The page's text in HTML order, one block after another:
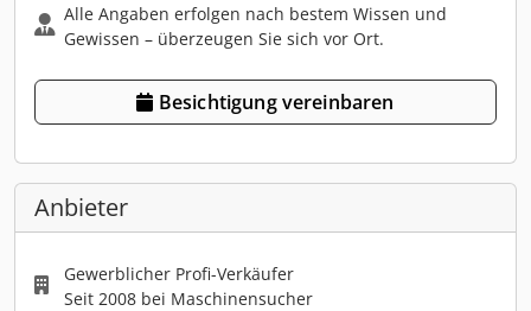
Alle Angaben erfolgen nach bestem Wissen und
Gewissen – überzeugen Sie sich vor Ort.
Besichtigung vereinbaren
Anbieter
Gewerblicher Profi-Verkäufer
Seit 2008 bei Maschinensucher